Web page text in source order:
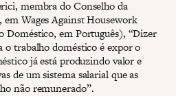
membra do Conselho da
Wages Against Housework
Doméstico, em Português), “Dizer
o trabalho doméstico é expor o
já está produzindo valor e
de um sistema salarial que as
não remunerado”.